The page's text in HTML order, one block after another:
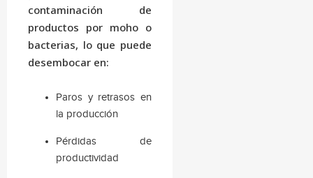
contaminación de
productos por moho o
bacterias, lo que puede
desembocar en:
Paros y retrasos en
la producción
Pérdidas de
productividad